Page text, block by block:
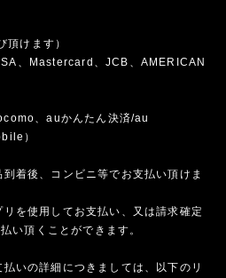
頂けます）
、Mastercard、JCB、AMERICAN
、auかんたん決済/au
）
着後、コンビニ等でお支払い頂けま
を使用してお支払い、又は請求確定
い頂くことができます。
いの詳細につきましては、以下のリ